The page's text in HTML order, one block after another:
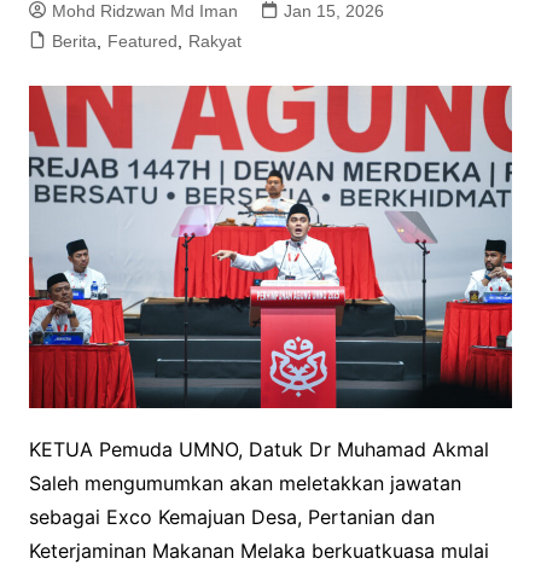
Mohd Ridzwan Md Iman
Jan 15, 2026
Berita, Featured, Rakyat
KETUA Pemuda UMNO, Datuk Dr Muhamad Akmal
Saleh mengumumkan akan meletakkan jawatan
sebagai Exco Kemajuan Desa, Pertanian dan
Keterjaminan Makanan Melaka berkuatkuasa mulai